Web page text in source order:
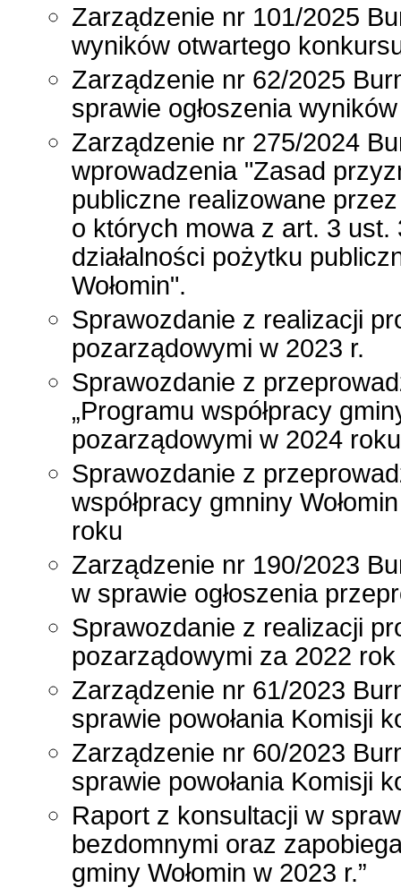
Zarządzenie nr 101/2025
wyników otwartego
Zarządzenie nr 62/2025
sprawie ogłoszenia
Zarządzenie nr 275/2024
wprowadzenia "Zasad
publiczne realizowane
o których mowa z art. 3
działalności pożytku
Wołomin".
Sprawozdanie z realizacji
pozarządowymi w 2023 r.
Sprawozdanie z
„Programu współpracy
pozarządowymi w 2024
Sprawozdanie z
współpracy gmniny
roku
Zarządzenie nr 190/2023
w sprawie ogłoszenia
Sprawozdanie z realizacji
pozarządowymi za 2022 rok
Zarządzenie nr 61/2023
sprawie powołania Komisji
Zarządzenie nr 60/2023
sprawie powołania Komisji
Raport z konsultacji w
bezdomnymi oraz
gminy Wołomin w 2023 r.”